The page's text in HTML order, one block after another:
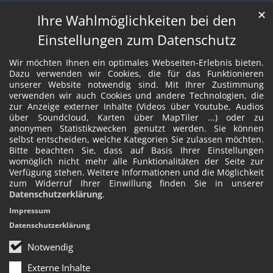
Ihre Wahlmöglichkeiten bei den
Einstellungen zum Datenschutz
Wir möchten Ihnen ein optimales Webseiten-Erlebnis bieten.
Dazu verwenden wir Cookies, die für das Funktionieren
unserer Website notwendig sind. Mit Ihrer Zustimmung
verwenden wir auch Cookies und andere Technologien, die
zur Anzeige externer Inhalte (Videos über Youtube, Audios
über Soundcloud, Karten über MapTiler ...) oder zu
anonymen Statistikzwecken genutzt werden. Sie können
selbst entscheiden, welche Kategorien Sie zulassen möchten.
Bitte beachten Sie, dass auf Basis Ihrer Einstellungen
womöglich nicht mehr alle Funktionalitäten der Seite zur
Verfügung stehen. Weitere Informationen und die Möglichkeit
zum Widerruf Ihrer Einwillung finden Sie in unserer
Datenschutzerklärung.
Notwendig
Externe Inhalte
✕
Impressum
Datenschutzerklärung